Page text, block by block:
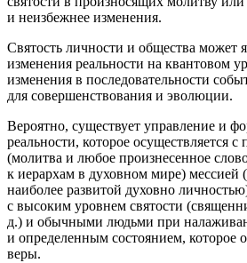
и неизбежнее изменения.
Святость личности и общества может
изменения реальности на квантовом
изменения в последовательности
для совершенствования и эволюции.
Вероятно, существует управление и
реальности, которое осуществляется
(молитва и любое произнесенное
к иерархам в духовном мире)
наиболее развитой духовно
с высоким уровнем святости
д.) и обычными людьми при
и определенным состоянием, которое
веры.